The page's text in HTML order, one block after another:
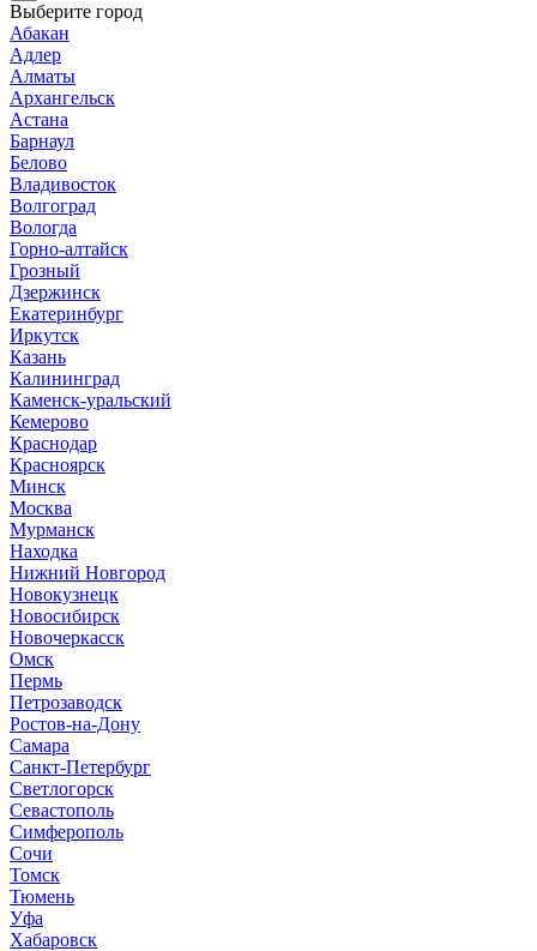
Выберите город
Абакан
Адлер
Алматы
Архангельск
Астана
Барнаул
Белово
Владивосток
Волгоград
Вологда
Горно-алтайск
Грозный
Дзержинск
Екатеринбург
Иркутск
Казань
Калининград
Каменск-уральский
Кемерово
Краснодар
Красноярск
Минск
Москва
Мурманск
Находка
Нижний Новгород
Новокузнецк
Новосибирск
Новочеркасск
Омск
Пермь
Петрозаводск
Ростов-на-Дону
Самара
Санкт-Петербург
Светлогорск
Севастополь
Симферополь
Сочи
Томск
Тюмень
Уфа
Хабаровск